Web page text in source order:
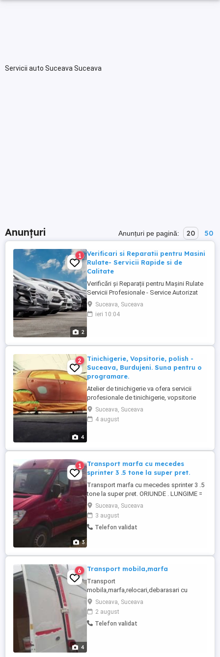
Servicii auto Suceava Suceava
Anunțuri Anunțuri pe pagină: 20 50
2
1
Verificari si Reparatii pentru Masini
Rulate- Servicii Rapide si de
Calitate
Verificări și Reparații pentru Mașini Rulate
Servicii Profesionale - Service Autorizat
Suceava. Servicii Rapide si de Calitate. Ai
cumpărat o mașină rulată sau urmează să
achiziționezi una? Asigură-te că este în
pentru ...
Suceava, Suceava
ieri 10:04
4
2
Tinichigerie, Vopsitorie, polish -
Suceava, Burdujeni. Suna pentru o
programare.
Atelier de tinichigerie va ofera servicii
profesionale de tinichigerie, vopsitorie
auto. Experienta de 10 ani pe piata auto.
Autorizat RAR. Suceava, Burdujeni incinta
Betirut Programari la tel: - Mihai Va
Suceava, Suceava
4 august
3
1
Transport marfa cu mecedes
sprinter 3 .5 tone la super pret.
Transport marfa cu mecedes sprinter 3 .5
tone la super pret. ORIUNDE . LUNGIME =
4.75 LATIME =1.90 INALTIMME =1,98.
Suceava, Suceava
3 august
Telefon validat
4
6 Transport mobila,marfa
Transport
mobila,marfa,relocari,debarasari cu
microbuz Ford Transit 3,5 tone,super
inalt,super lung.Pretul se discuta telefonic
si e în functie de distanta,volum,etaj,cu
sau fara manipulanti.
Suceava, Suceava
2 august
Telefon validat